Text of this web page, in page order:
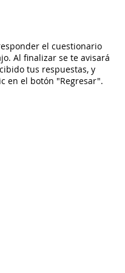
el cuestionario
Al finalizar se te avisará
tus respuestas, y
en el botón "Regresar".